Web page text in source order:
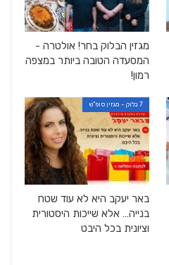
מגזין הבלוק בחר! אולטרה -
המסעדה הטובה ביותר במצפה
רמון!
7 בלוק - מגזין סופ"ש
באר יעקב היא לא עוד שטח
בנייה… אלא שייכות היסטורית
וציונית בכל היבט